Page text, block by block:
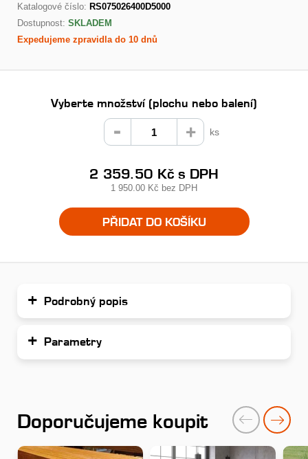
Katalogové číslo: RS075026400D5000
Dostupnost: SKLADEM
Expedujeme zpravidla do 10 dnů
Vyberte množství (plochu nebo balení)
ks
2 359.50 Kč s DPH
1 950.00 Kč bez DPH
PŘIDAT DO KOŠÍKU
Podrobný popis
Parametry
Doporučujeme koupit